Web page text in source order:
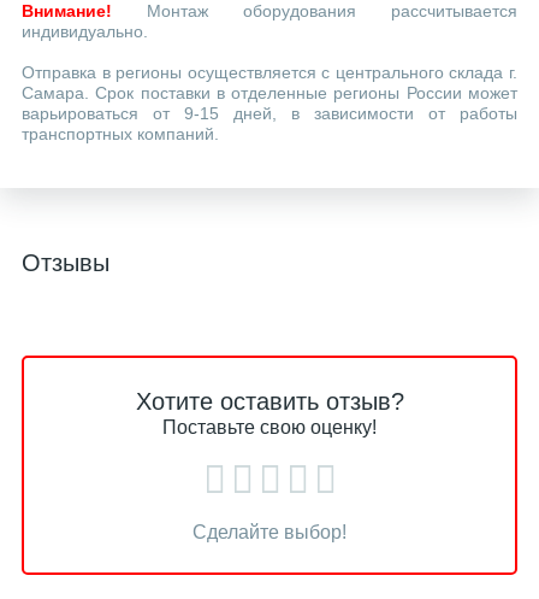
Внимание! Монтаж оборудования рассчитывается
индивидуально.
Отправка в регионы осуществляется с центрального склада г.
Самара. Срок поставки в отделенные регионы России может
варьироваться от 9-15 дней, в зависимости от работы
транспортных компаний.
Отзывы
Хотите оставить отзыв?
Поставьте свою оценку!
Сделайте выбор!